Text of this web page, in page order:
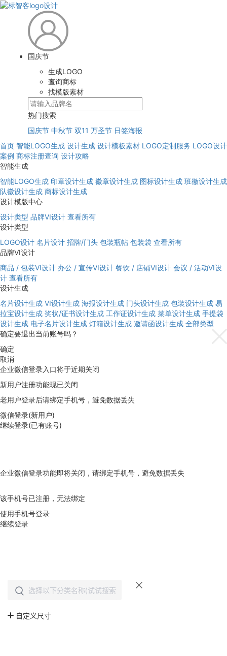
国庆节
生成LOGO
查询商标
找模版素材
热门搜索
国庆节 中秋节 双11 万圣节 日签海报
首页 智能LOGO生成 设计生成 设计模板素材 LOGO定制服务 LOGO设计
案例 商标注册查询 设计攻略
智能生成
智能LOGO生成 印章设计生成 徽章设计生成 图标设计生成 班徽设计生成
队徽设计生成 商标设计生成
设计模版中心
设计类型 品牌VI设计 查看所有
设计类型
LOGO设计 名片设计 招牌/门头 包装瓶帖 包装袋 查看所有
品牌VI设计
商品 / 包装VI设计 办公 / 宣传VI设计 餐饮 / 店铺VI设计 会议 / 活动VI设
计 查看所有
设计生成
名片设计生成 VI设计生成 海报设计生成 门头设计生成 包装设计生成 易
拉宝设计生成 奖状/证书设计生成 工作证设计生成 菜单设计生成 手提袋
设计生成 电子名片设计生成 灯箱设计生成 邀请函设计生成 全部类型
确定要退出当前账号吗？
确定
取消
企业微信登录入口将于近期关闭
新用户注册功能现已关闭
老用户登录后请绑定手机号，避免数据丢失
微信登录(新用户)
继续登录(已有账号)
企业微信登录功能即将关闭，请绑定手机号，避免数据丢失
该手机号已注册，无法绑定
使用手机号登录
继续登录